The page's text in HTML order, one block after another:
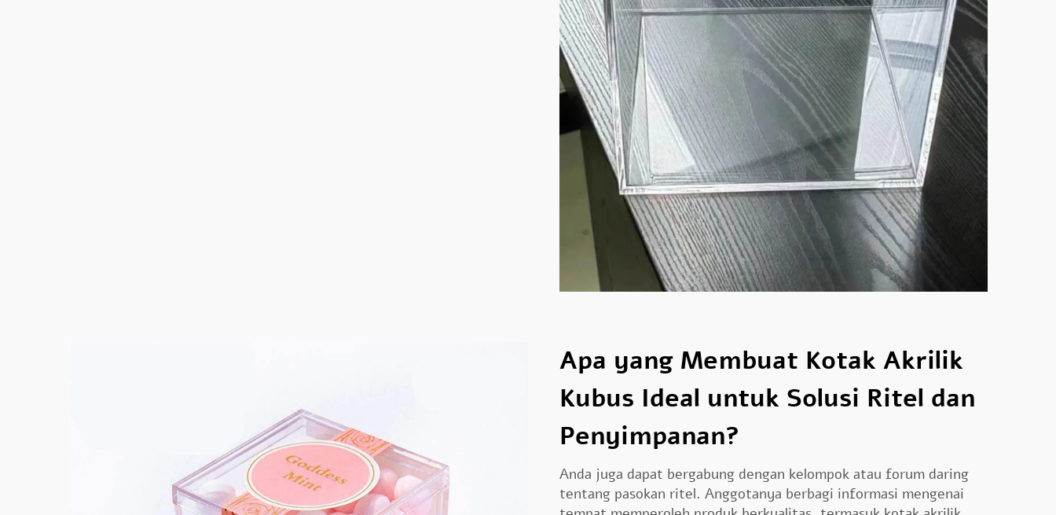
Apa yang Membuat Kotak Akrilik
Kubus Ideal untuk Solusi Ritel dan
Penyimpanan?
Anda juga dapat bergabung dengan kelompok atau forum daring
tentang pasokan ritel. Anggotanya berbagi informasi mengenai